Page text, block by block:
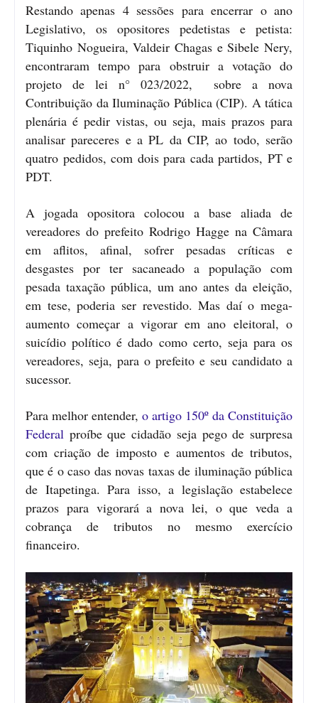
Restando apenas 4 sessões para encerrar o ano
Legislativo, os opositores pedetistas e petista:
Tiquinho Nogueira, Valdeir Chagas e Sibele Nery,
encontraram tempo para obstruir a votação do
projeto de lei n° 023/2022, sobre a nova
Contribuição da Iluminação Pública (CIP). A tática
plenária é pedir vistas, ou seja, mais prazos para
analisar pareceres e a PL da CIP, ao todo, serão
quatro pedidos, com dois para cada partidos, PT e
PDT.
A jogada opositora colocou a base aliada de
vereadores do prefeito Rodrigo Hagge na Câmara
em aflitos, afinal, sofrer pesadas críticas e
desgastes por ter sacaneado a população com
pesada taxação pública, um ano antes da eleição,
em tese, poderia ser revestido. Mas daí o mega-
aumento começar a vigorar em ano eleitoral, o
suicídio político é dado como certo, seja para os
vereadores, seja, para o prefeito e seu candidato a
sucessor.
Para melhor entender, o artigo 150º da Constituição
Federal proíbe que cidadão seja pego de surpresa
com criação de imposto e aumentos de tributos,
que é o caso das novas taxas de iluminação pública
de Itapetinga. Para isso, a legislação estabelece
prazos para vigorará a nova lei, o que veda a
cobrança de tributos no mesmo exercício
financeiro.